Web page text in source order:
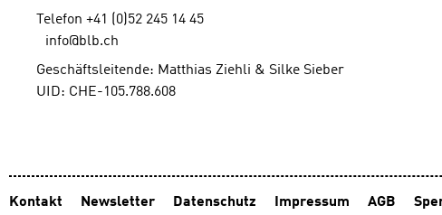
Telefon +41 (0)52 245 14 45
info@blb.ch
Geschäftsleitende: Matthias Ziehli & Silke Sieber
UID: CHE-105.788.608
Kontakt Newsletter Datenschutz Impressum AGB